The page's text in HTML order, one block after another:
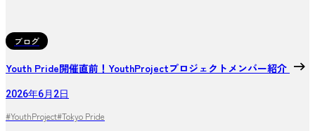
ブログ
Youth Pride開催直前！YouthProjectプロジェクトメンバー紹介
2026年6月2日
#YouthProject#Tokyo Pride